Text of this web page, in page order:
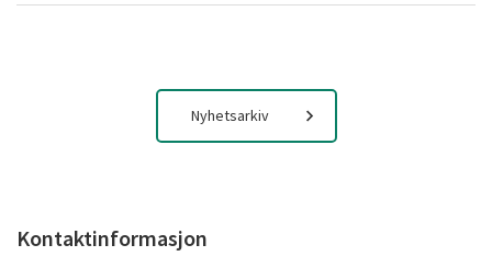
Kontaktinformasjon
Nyhetsarkiv